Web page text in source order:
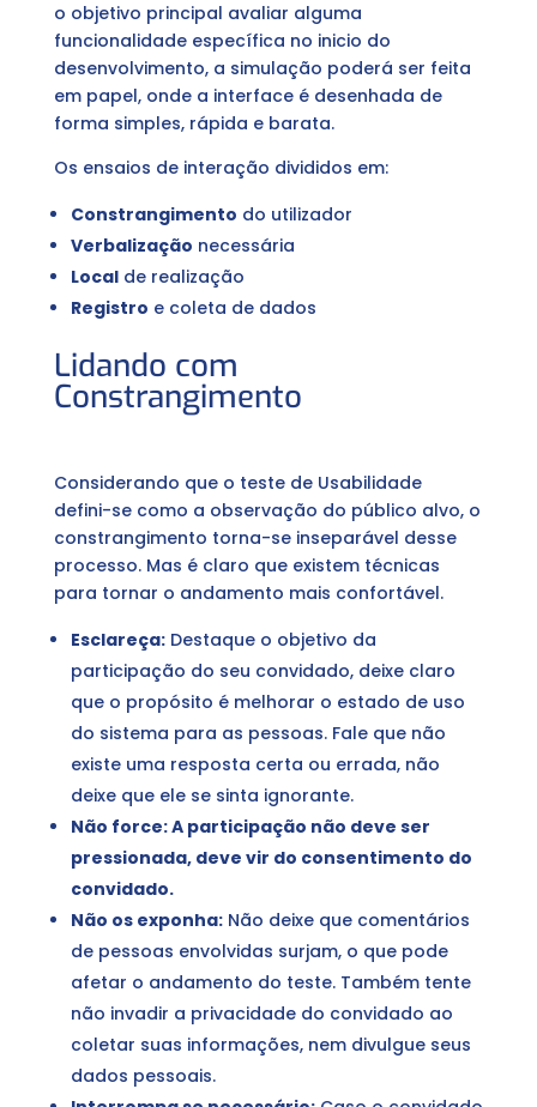
o objetivo principal avaliar alguma
funcionalidade específica no inicio do
desenvolvimento, a simulação poderá ser feita
em papel, onde a interface é desenhada de
forma simples, rápida e barata.
Os ensaios de interação divididos em:
Constrangimento do utilizador
Verbalização necessária
Localde realização
Registro e coleta de dados
Lidando com
Constrangimento
Considerando que o teste de Usabilidade
defini-se como a observação do público alvo, o
constrangimento torna-se inseparável desse
processo. Mas é claro que existem técnicas
para tornar o andamento mais confortável.
Esclareça:Destaque o objetivo da
participação do seu convidado, deixe claro
que o propósito é melhorar o estado de uso
do sistema para as pessoas. Fale que não
existe uma resposta certa ou errada, não
deixe que ele se sinta ignorante.
Não force:A participação não deve ser
pressionada, deve vir do consentimento do
convidado.
Não os exponha:Não deixe que comentários
de pessoas envolvidas surjam, o que pode
afetar o andamento do teste. Também tente
não invadir a privacidade do convidado ao
coletar suas informações, nem divulgue seus
dados pessoais.